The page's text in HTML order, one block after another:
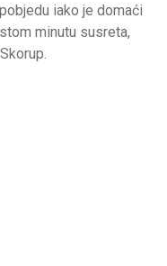
iako je domaći
minutu susreta,